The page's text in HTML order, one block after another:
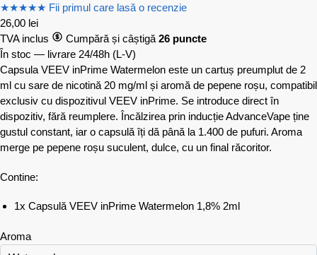
★★★★★ Fii primul care lasă o recenzie
26,00 lei
TVA inclus
Cumpără și câștigă 26 puncte
În stoc — livrare 24/48h (L-V)
Capsula VEEV inPrime Watermelon este un cartuș preumplut de 2
ml cu sare de nicotină 20 mg/ml și aromă de pepene roșu, compatibil
exclusiv cu dispozitivul VEEV inPrime. Se introduce direct în
dispozitiv, fără reumplere. Încălzirea prin inducție AdvanceVape ține
gustul constant, iar o capsulă îți dă până la 1.400 de pufuri. Aroma
merge pe pepene roșu suculent, dulce, cu un final răcoritor.
Contine:
1x Capsulă VEEV inPrime Watermelon 1,8% 2ml
Aroma